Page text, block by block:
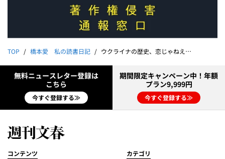
TOP 橋本愛 私の読書日記 ウクライナの歴史、恋じゃねえから｜橋本 愛
無料ニュースレター登録は
こちら
今すぐ登録する≫
期間限定キャンペーン中！年額
プラン9,999円
今すぐ登録する≫
コンテンツ カテゴリ